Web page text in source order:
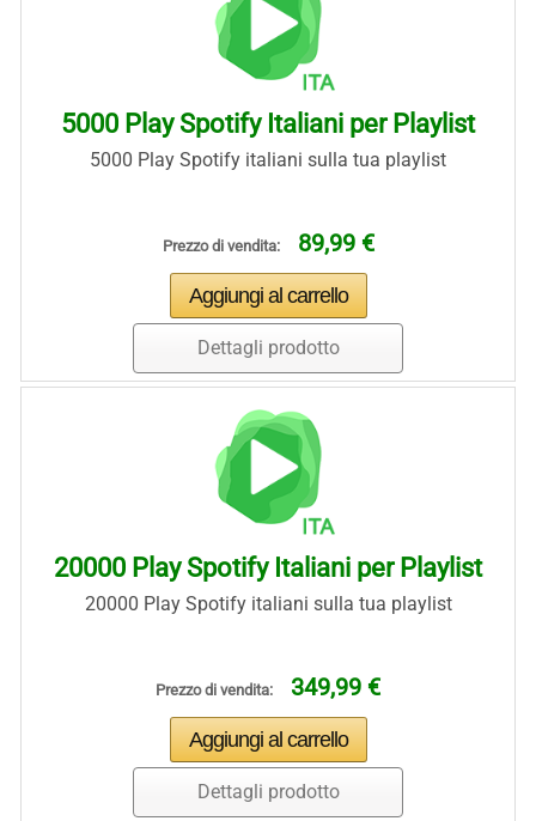
5000 Play Spotify Italiani per Playlist
5000 Play Spotify italiani sulla tua playlist
Prezzo di vendita: 89,99 €
Dettagli prodotto
20000 Play Spotify Italiani per Playlist
20000 Play Spotify italiani sulla tua playlist
Prezzo di vendita: 349,99 €
Dettagli prodotto